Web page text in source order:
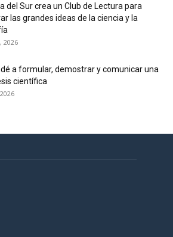
del Sur crea un Club de Lectura para
las grandes ideas de la ciencia y la
2026
a formular, demostrar y comunicar una
científica